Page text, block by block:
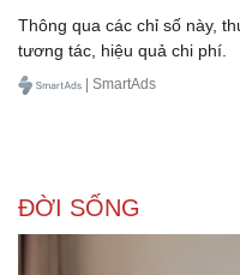
Sức khỏe
Dinh dưỡng - món ngon
Cây thuốc
Làm đẹp - giảm cân
Thông qua các chỉ số này,
tương tác, hiệu quả chi phí.
| SmartAds
ĐỜI SỐNG